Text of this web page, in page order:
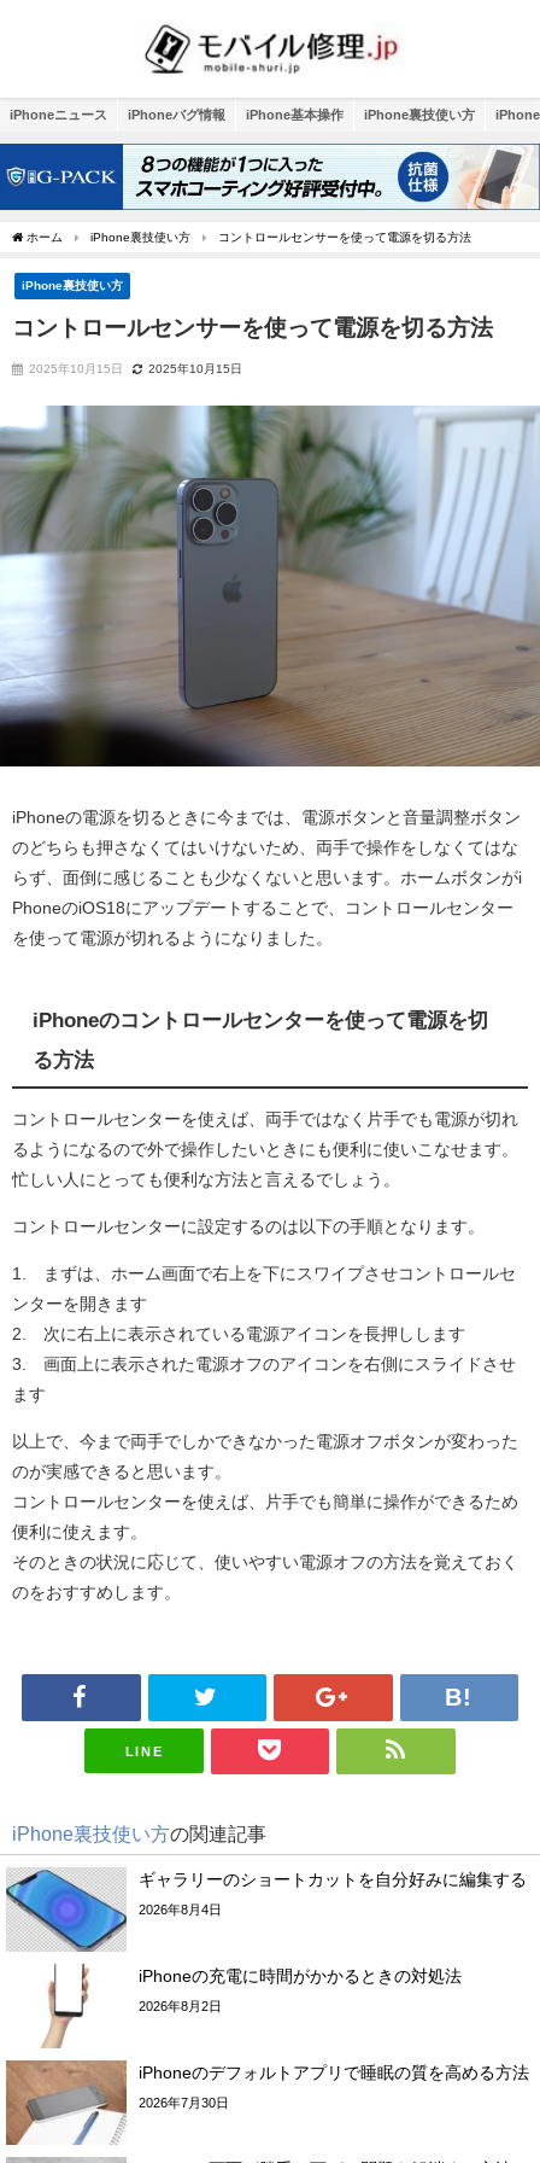
iPhoneニュース iPhoneバグ情報 iPhone基本操作 iPhone裏技使い方
ホーム iPhone裏技使い方 コントロールセンサーを使って電源を切る方法
iPhone裏技使い方
コントロールセンサーを使って電源を切る方法
2025年10月15日 2025年10月15日
iPhoneの電源を切るときに今までは、電源ボタンと音量調整ボタン
のどちらも押さなくてはいけないため、両手で操作をしなくてはな
らず、面倒に感じることも少なくないと思います。ホームボタンがi
PhoneのiOS18にアップデートすることで、コントロールセンター
を使って電源が切れるようになりました。
iPhoneのコントロールセンターを使って電源を切
る方法
コントロールセンターを使えば、両手ではなく片手でも電源が切れ
るようになるので外で操作したいときにも便利に使いこなせます。
忙しい人にとっても便利な方法と言えるでしょう。
コントロールセンターに設定するのは以下の手順となります。
1. まずは、ホーム画面で右上を下にスワイプさせコントロールセ
ンターを開きます
2. 次に右上に表示されている電源アイコンを長押しします
3. 画面上に表示された電源オフのアイコンを右側にスライドさせ
ます
以上で、今まで両手でしかできなかった電源オフボタンが変わった
のが実感できると思います。
コントロールセンターを使えば、片手でも簡単に操作ができるため
便利に使えます。
そのときの状況に応じて、使いやすい電源オフの方法を覚えておく
のをおすすめします。
LINE
iPhone裏技使い方の関連記事
ギャラリーのショートカットを自分好みに編集する
2026年8月4日
iPhoneの充電に時間がかかるときの対処法
2026年8月2日
iPhoneのデフォルトアプリで睡眠の質を高める方法
2026年7月30日